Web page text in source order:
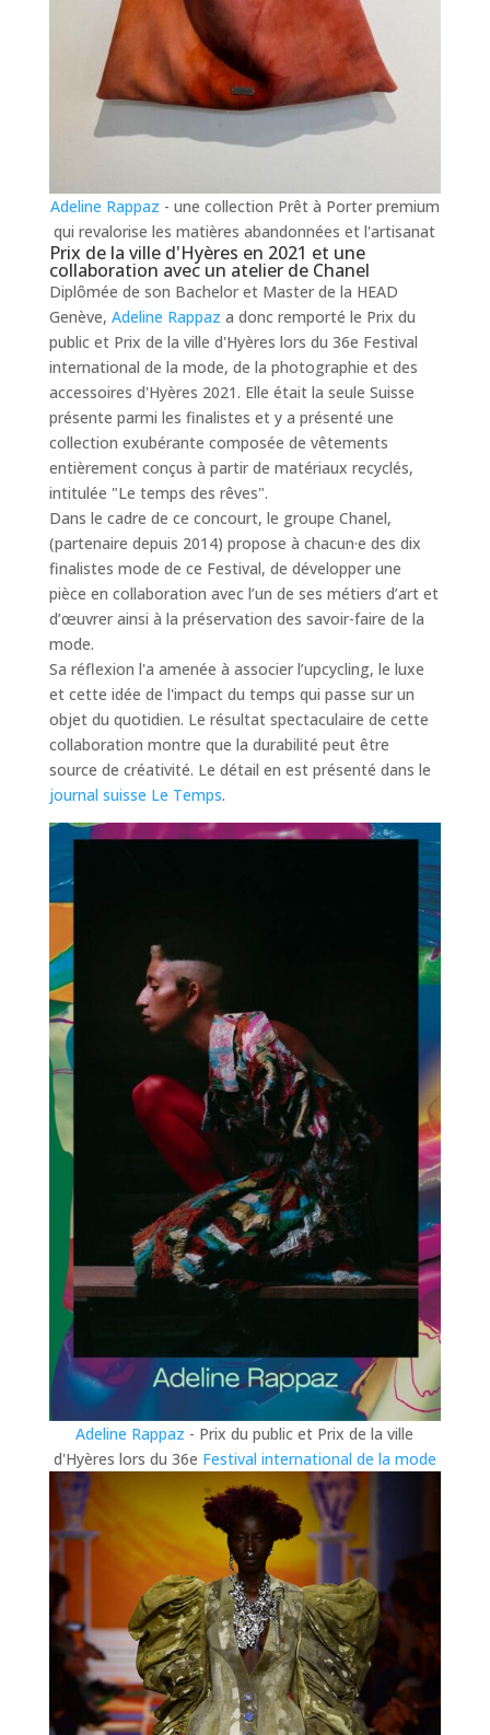
Adeline Rappaz - une collection Prêt à Porter premium
qui revalorise les matières abandonnées et l'artisanat
Prix de la ville d'Hyères en 2021 et une
collaboration avec un atelier de Chanel
Diplômée de son Bachelor et Master de la HEAD
Genève, Adeline Rappaz a donc remporté le Prix du
public et Prix de la ville d'Hyères lors du 36e Festival
international de la mode, de la photographie et des
accessoires d'Hyères 2021. Elle était la seule Suisse
présente parmi les finalistes et y a présenté une
collection exubérante composée de vêtements
entièrement conçus à partir de matériaux recyclés,
intitulée "Le temps des rêves".
Dans le cadre de ce concourt, le groupe Chanel,
(partenaire depuis 2014) propose à chacun·e des dix
finalistes mode de ce Festival, de développer une
pièce en collaboration avec l’un de ses métiers d’art et
d’œuvrer ainsi à la préservation des savoir-faire de la
mode.
Sa réflexion l'a amenée à associer l’upcycling, le luxe
et cette idée de l'impact du temps qui passe sur un
objet du quotidien. Le résultat spectaculaire de cette
collaboration montre que la durabilité peut être
source de créativité. Le détail en est présenté dans le
journal suisse Le Temps.
Adeline Rappaz - Prix du public et Prix de la ville
d'Hyères lors du 36e Festival international de la mode